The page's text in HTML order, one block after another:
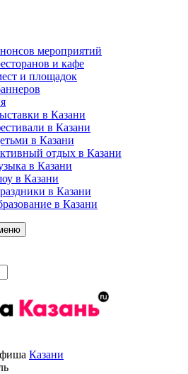
мероприятий
и кафе
и площадок
в Казани
в Казани
в Казани
отдых в Казани
в Казани
в Казани
в Казани
в Казани
Казани